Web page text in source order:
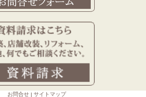
お問合せ サイトマップ